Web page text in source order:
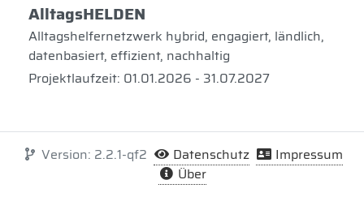
AlltagsHELDEN
Alltagshelfernetzwerk hybrid, engagiert, ländlich,
datenbasiert, effizient, nachhaltig
Projektlaufzeit: 01.01.2026 - 31.07.2027
Version: 2.2.1-qf2 Datenschutz
Impressum
Über